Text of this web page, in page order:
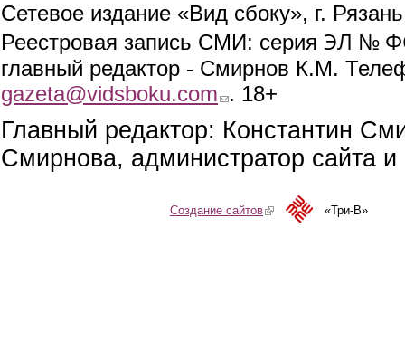
Сетевое издание «Вид сбоку», г.
Реестровая запись СМИ: серия ЭЛ №
главный редактор - Смирнов К.М.
gazeta@vidsboku.com (link sends e-mail)
. 18+
Главный редактор: Константин
Смирнова, администратор сайта
Создание сайтов(link is external)«Три-В»